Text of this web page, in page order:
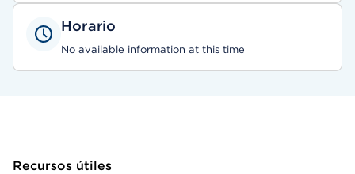
Horario
No available information at this time
Recursos útiles